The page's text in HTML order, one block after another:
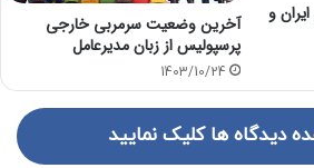
و
آخرین وضعیت سرمربی خارجی
پرسپولیس از زبان مدیرعامل
1403/10/24
دیدگاه ها کلیک نمایید